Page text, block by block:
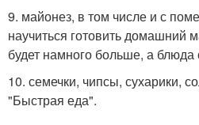
9. майонез, в том числе и с
научиться готовить домашний
будет намного больше, а блюда
10. семечки, чипсы, сухарики,
"Быстрая еда".